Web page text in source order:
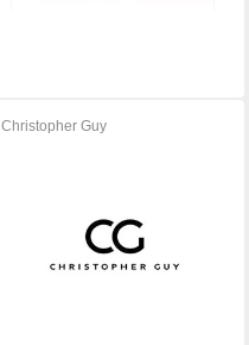
Christopher Guy